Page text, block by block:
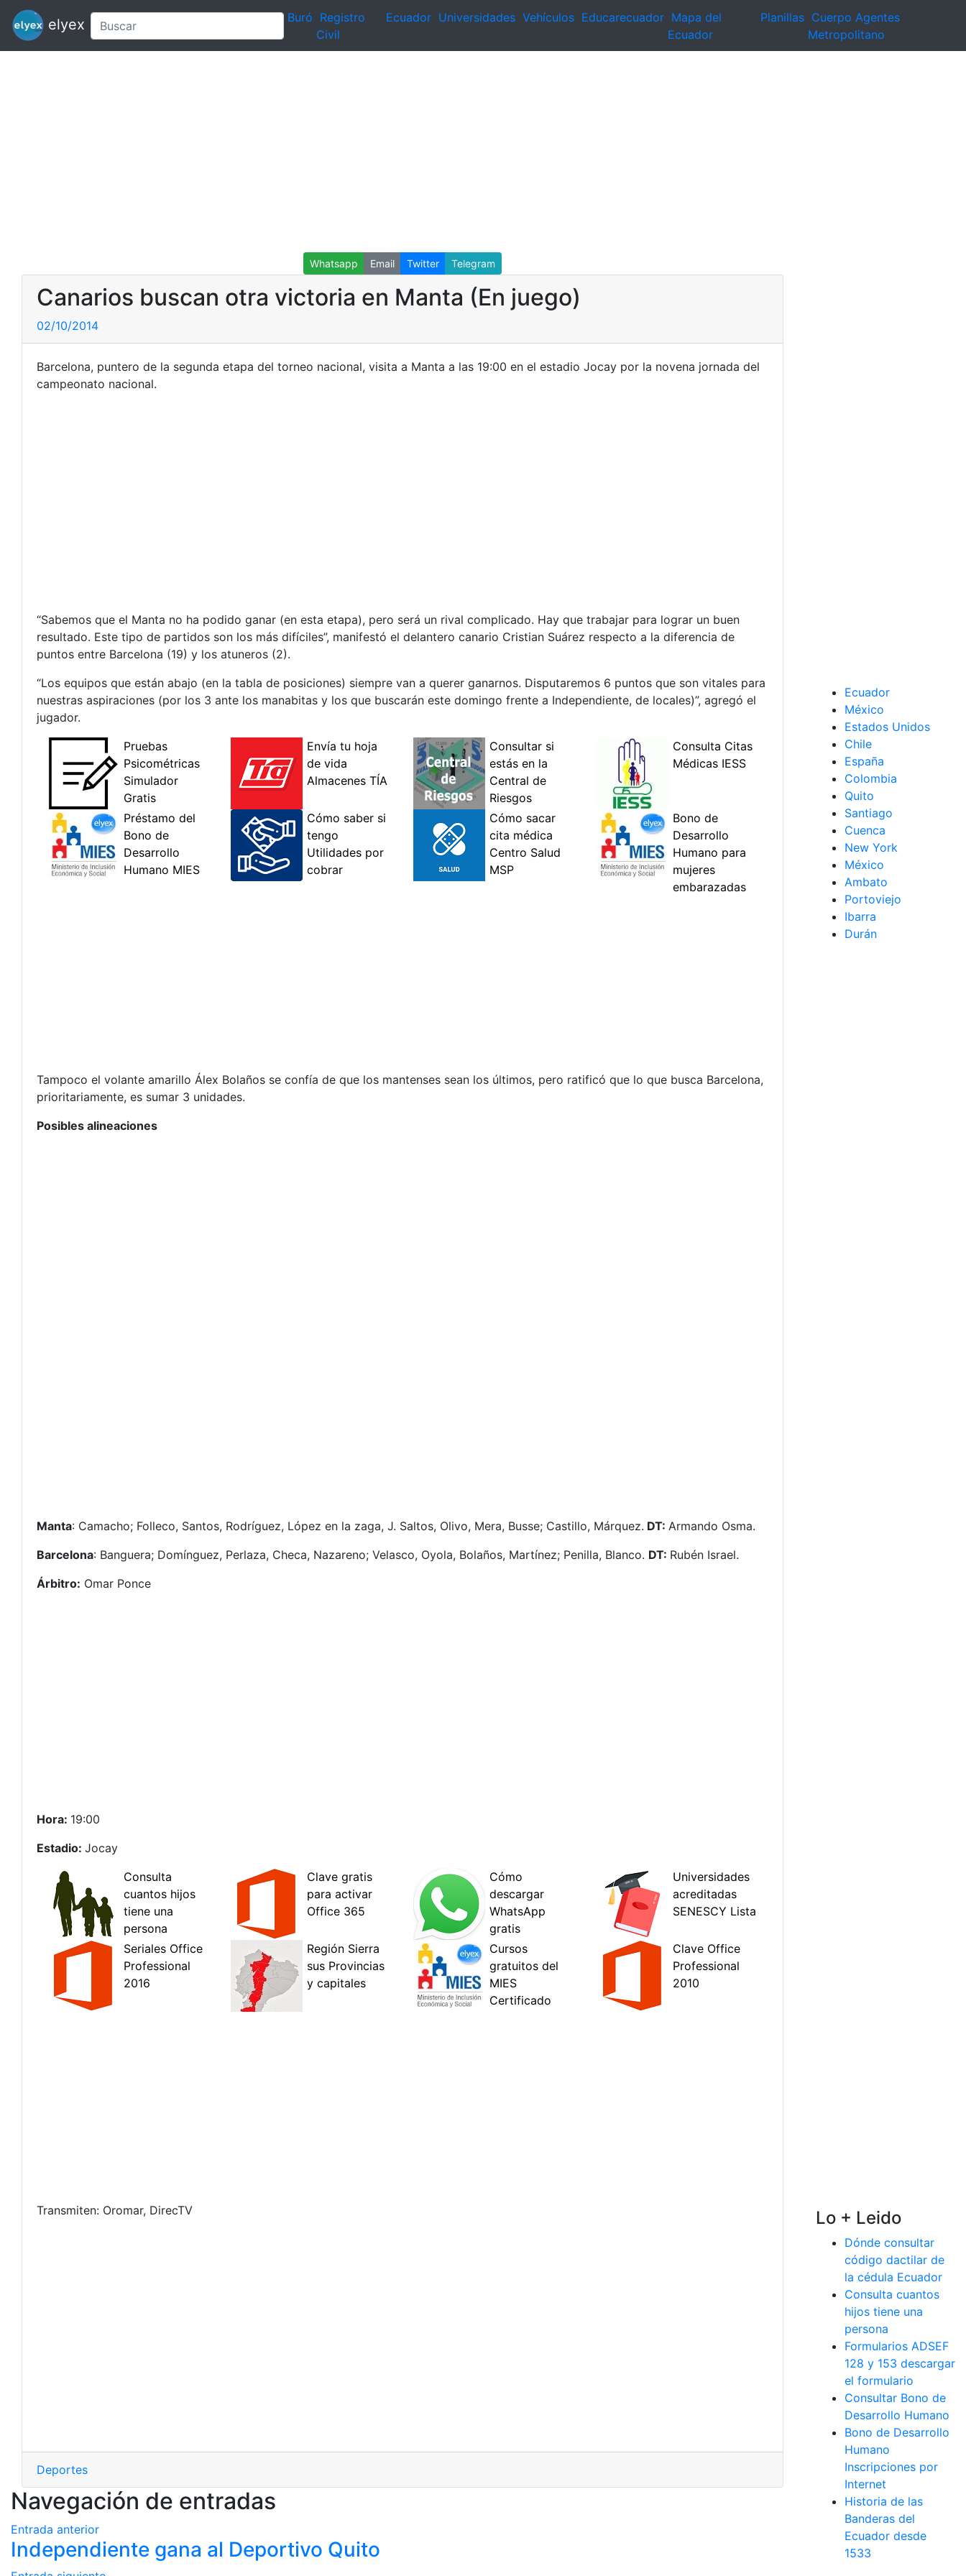
elyex Buró Registro
Civil
Ecuador Universidades Vehículos Educarecuador Mapa del
Ecuador
Planillas Cuerpo Agentes
Metropolitano
Whatsapp Email Twitter Telegram
Canarios buscan otra victoria en Manta (En juego)
02/10/2014
Barcelona, puntero de la segunda etapa del torneo nacional, visita a Manta a las 19:00 en el estadio Jocay por la novena jornada del
campeonato nacional.
“Sabemos que el Manta no ha podido ganar (en esta etapa), pero será un rival complicado. Hay que trabajar para lograr un buen
resultado. Este tipo de partidos son los más difíciles”, manifestó el delantero canario Cristian Suárez respecto a la diferencia de
puntos entre Barcelona (19) y los atuneros (2).
“Los equipos que están abajo (en la tabla de posiciones) siempre van a querer ganarnos. Disputaremos 6 puntos que son vitales para
nuestras aspiraciones (por los 3 ante los manabitas y los que buscarán este domingo frente a Independiente, de locales)”, agregó el
jugador.
Tampoco el volante amarillo Álex Bolaños se confía de que los mantenses sean los últimos, pero ratificó que lo que busca Barcelona,
prioritariamente, es sumar 3 unidades.
Posibles alineaciones
Manta: Camacho; Folleco, Santos, Rodríguez, López en la zaga, J. Saltos, Olivo, Mera, Busse; Castillo, Márquez. DT: Armando Osma.
Barcelona: Banguera; Domínguez, Perlaza, Checa, Nazareno; Velasco, Oyola, Bolaños, Martínez; Penilla, Blanco. DT: Rubén Israel.
Árbitro: Omar Ponce
Hora: 19:00
Estadio: Jocay
Transmiten: Oromar, DirecTV
Deportes
Navegación de entradas
Entrada anterior
Independiente gana al Deportivo Quito
Ecuador
México
Estados Unidos
Chile
España
Colombia
Quito
Santiago
Cuenca
New York
México
Ambato
Portoviejo
Ibarra
Durán
Lo + Leido
Dónde consultar
código dactilar de
la cédula Ecuador
Consulta cuantos
hijos tiene una
persona
Formularios ADSEF
128 y 153 descargar
el formulario
Consultar Bono de
Desarrollo Humano
Bono de Desarrollo
Humano
Inscripciones por
Internet
Historia de las
Banderas del
Ecuador desde
1533